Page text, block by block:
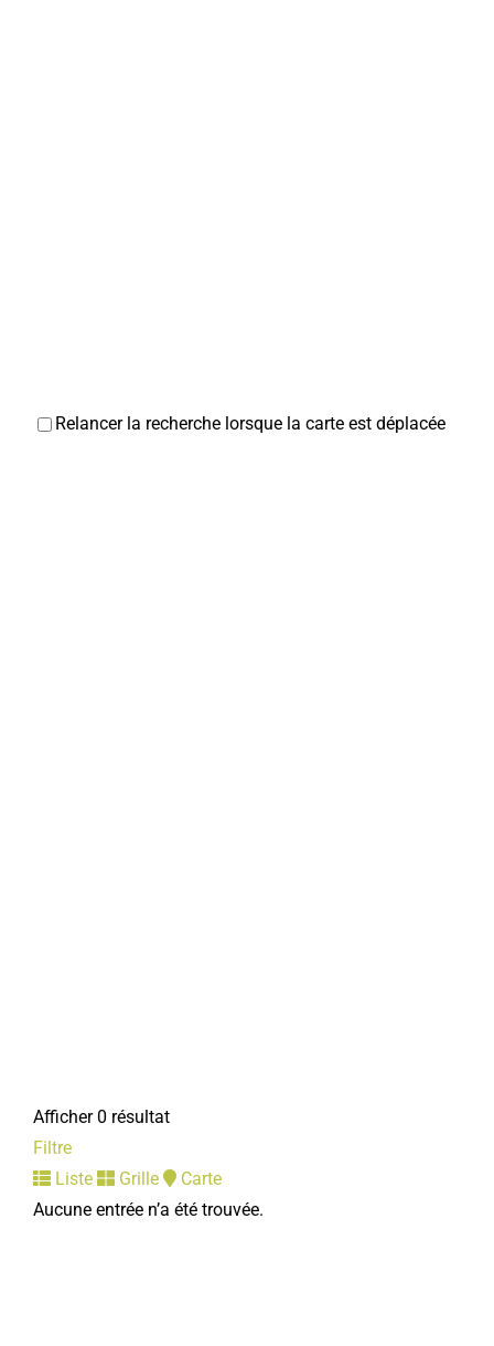
Relancer la recherche lorsque la carte est déplacée
Afficher 0 résultat
Filtre
Liste
Grille
Carte
Aucune entrée n’a été trouvée.